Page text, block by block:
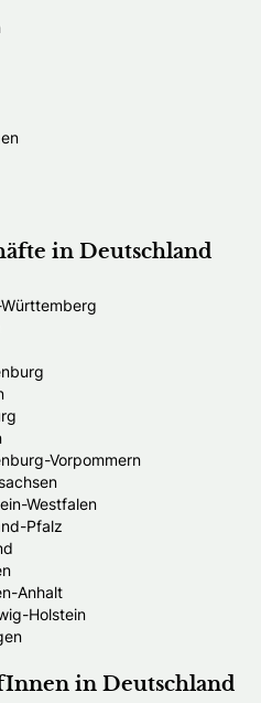
in Deutschland
Vorpommern
Westfalen
Pfalz
Anhalt
Holstein
in Deutschland